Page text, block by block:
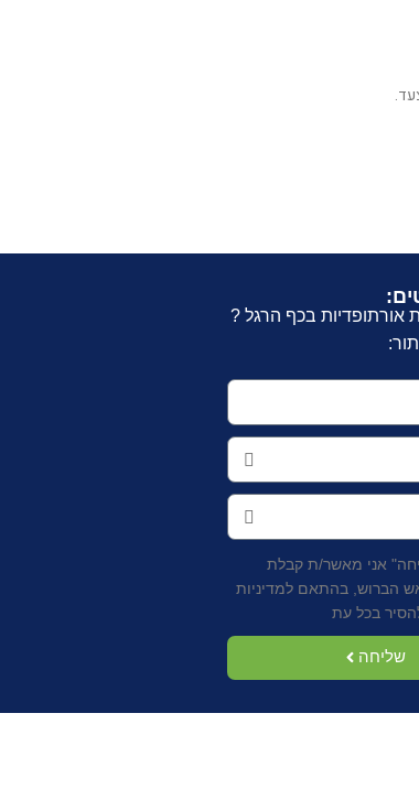
אורתופדיות בכף הרגל ?
אני מאשר/ת קבלת
הברוש, בהתאם למדיניות
בכל עת
שליחה